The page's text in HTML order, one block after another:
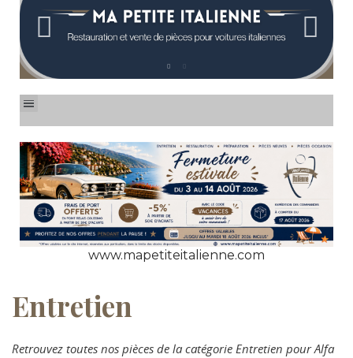
www.mapetiteitalienne.com
Entretien
Retrouvez toutes nos pièces de la catégorie Entretien pour Alfa